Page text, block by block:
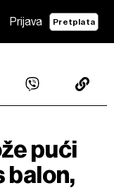
Prijava Pretplata
pući
balon,